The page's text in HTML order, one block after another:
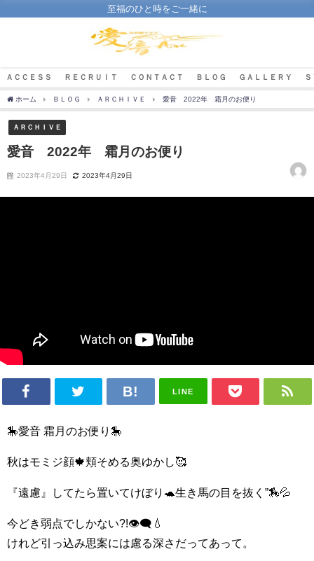
至福のひと時をご一緒に
ＡＣＣＥＳＳ ＲＥＣＲＵＩＴ ＣＯＮＴＡＣＴ ＢＬＯＧ ＧＡＬＬＥＲＹ
ホーム ＢＬＯＧ ＡＲＣＨＩＶＥ 愛音 2022年 霜月のお便り
ＡＲＣＨＩＶＥ
愛音 2022年 霜月のお便り
2023年4月29日 2023年4月29日
LINE
🎠愛音 霜月のお便り🎠
秋はモミジ顔🍁頬そめる奥ゆかし🥰
『遠慮』してたら置いてけぼり🐢生き馬の目を抜く”🏇💦
今どき弱点でしかない?!👁‍🗨💧
けれど引っ込み思案には慮る深さだってあって。